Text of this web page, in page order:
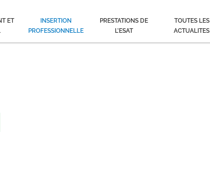
ET
INSERTION
PROFESSIONNELLE
PRESTATIONS DE
L’ESAT
TOUTES LES
ACTUALITES